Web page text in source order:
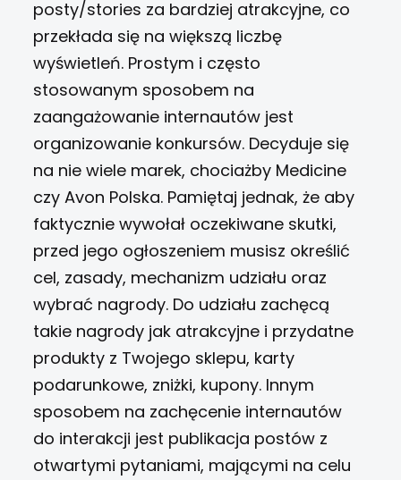
posty/stories za bardziej atrakcyjne, co
przekłada się na większą liczbę
wyświetleń. Prostym i często
stosowanym sposobem na
zaangażowanie internautów jest
organizowanie konkursów. Decyduje się
na nie wiele marek, chociażby Medicine
czy Avon Polska. Pamiętaj jednak, że aby
faktycznie wywołał oczekiwane skutki,
przed jego ogłoszeniem musisz określić
cel, zasady, mechanizm udziału oraz
wybrać nagrody. Do udziału zachęcą
takie nagrody jak atrakcyjne i przydatne
produkty z Twojego sklepu, karty
podarunkowe, zniżki, kupony. Innym
sposobem na zachęcenie internautów
do interakcji jest publikacja postów z
otwartymi pytaniami, mającymi na celu